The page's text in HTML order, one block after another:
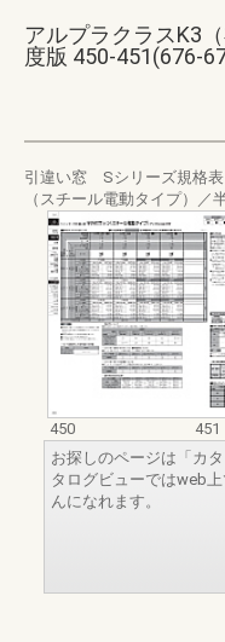
アルプラクラスK3
度版 450-451(676-
引違い窓 Sシリーズ規格
（スチール電動タイプ）／
450
451
お探しのページは「カ
タログビューではweb
んになれます。